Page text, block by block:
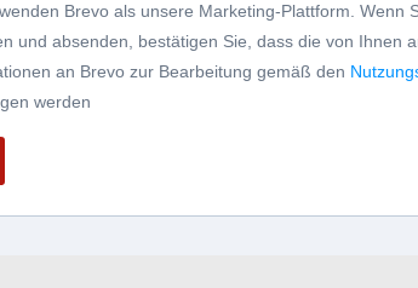
Brevo als unsere Marketing-Plattform. Wenn
und absenden, bestätigen Sie, dass die von Ihnen
an Brevo zur Bearbeitung gemäß den
werden